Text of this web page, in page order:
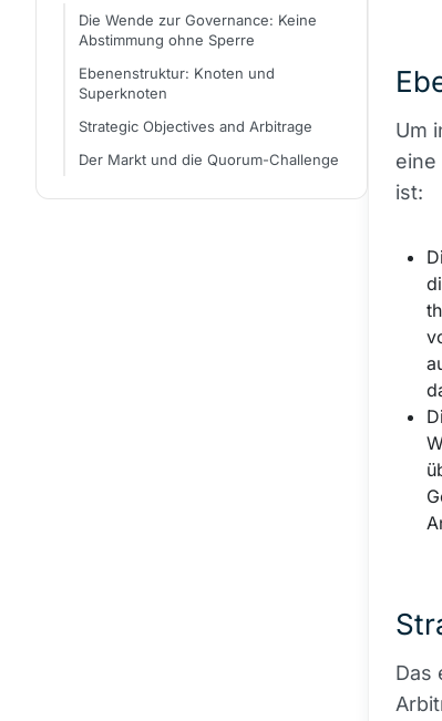
Um
ist:
Das
Die Wende zur Governance: Keine
Abstimmung ohne Sperre
Ebenenstruktur: Knoten und
Superknoten
Strategic Objectives and Arbitrage
Der Markt und die Quorum-Challenge